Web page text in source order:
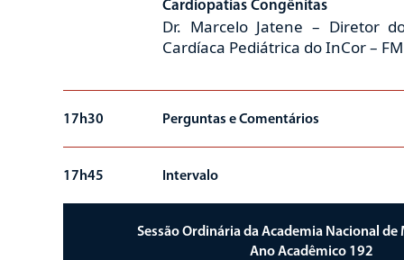
Cardiopatias Congênitas
Dr. Marcelo Jatene – Diretor
Cardíaca Pediátrica do InCor –
17h30 Perguntas e Comentários
17h45 Intervalo
Sessão Ordinária da Academia Nacional de
Ano Acadêmico 192